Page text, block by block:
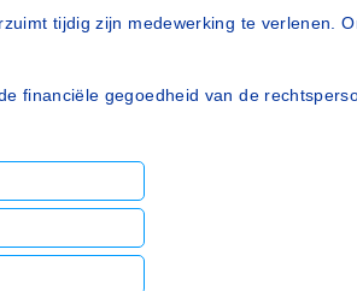
tijdig zijn medewerking te verlenen.
financiële gegoedheid van de